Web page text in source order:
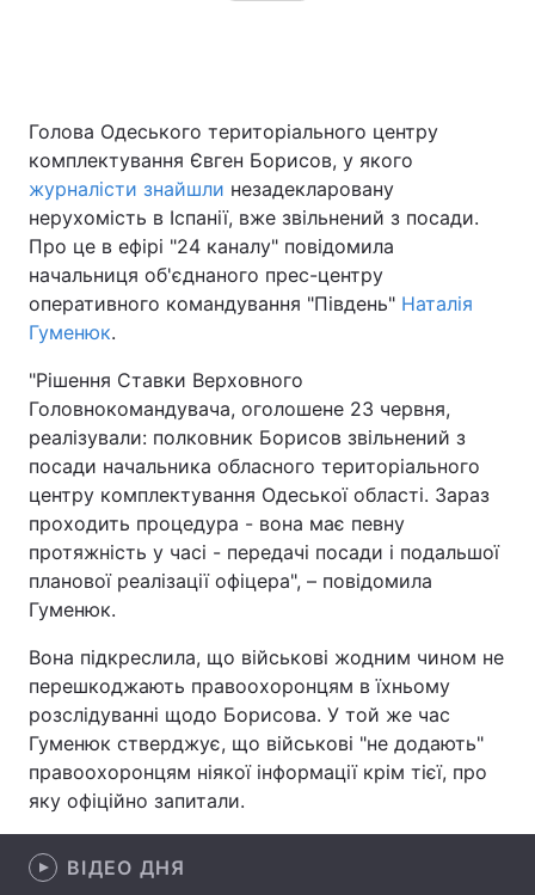
Головна Війна
Україна Політика
Економіка
Спорт Наука
Техно і зв'язок
Зброя Інциденти
Здоров'я Туризм
Цікавинки Погода
Екологія Регіони
Лонгріди
Відео з Youtube
Інтерв'ю Думки
Архів Вакансії
Контакти
Послуги
Голова Одеського територіального центру
комплектування Євген Борисов, у якого
журналісти знайшли незадекларовану
нерухомість в Іспанії, вже звільнений з посади.
Про це в ефірі "24 каналу" повідомила
начальниця об'єднаного прес-центру
оперативного командування "Південь" Наталія
Гуменюк.
"Рішення Ставки Верховного
Головнокомандувача, оголошене 23 червня,
реалізували: полковник Борисов звільнений з
посади начальника обласного територіального
центру комплектування Одеської області. Зараз
проходить процедура - вона має певну
протяжність у часі - передачі посади і подальшої
планової реалізації офіцера", – повідомила
Гуменюк.
Вона підкреслила, що військові жодним чином не
перешкоджають правоохоронцям в їхньому
розслідуванні щодо Борисова. У той же час
Гуменюк стверджує, що військові "не додають"
правоохоронцям ніякої інформації крім тієї, про
яку офіційно запитали.
ВІДЕО ДНЯ